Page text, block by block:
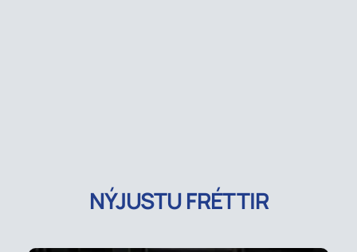
NÝJUSTU FRÉTTIR